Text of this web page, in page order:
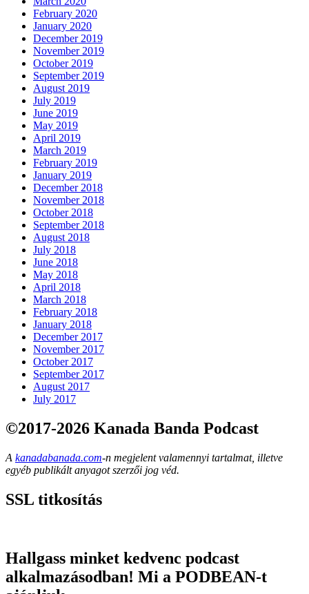
February 2020
January 2020
December 2019
November 2019
October 2019
September 2019
August 2019
July 2019
June 2019
May 2019
April 2019
March 2019
February 2019
January 2019
December 2018
November 2018
October 2018
September 2018
August 2018
July 2018
June 2018
May 2018
April 2018
March 2018
February 2018
January 2018
December 2017
November 2017
October 2017
September 2017
August 2017
July 2017
©2017-2026 Kanada Banda Podcast
A kanadabanada.com-n megjelent valamennyi tartalmat, illetve
egyéb publikált anyagot szerzői jog véd.
SSL titkosítás
Hallgass minket kedvenc podcast
alkalmazásodban! Mi a PODBEAN-t